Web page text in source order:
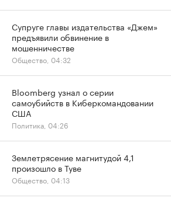
Супруге главы издательства «Джем»
предъявили обвинение в
мошенничестве
Общество, 04:32
Bloomberg узнал о серии
самоубийств в Киберкомандовании
США
Политика, 04:26
Землетрясение магнитудой 4,1
произошло в Туве
Общество, 04:13